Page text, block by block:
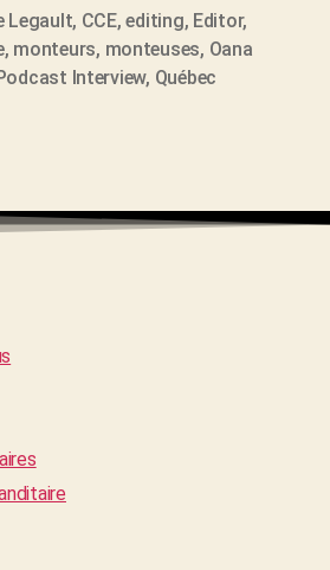
Legault, CCE,editing, Editor,
, monteurs, monteuses, Oana
Interview, Québec